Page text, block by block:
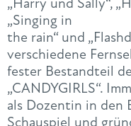
„Singing in
the rain“ und
verschiedene
fester Bestandteil
„CANDYGIRLS“.
als Dozentin in den
Schauspiel und